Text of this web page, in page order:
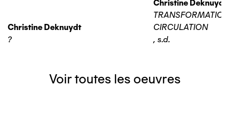
Christine Deknuydt
?
Christine Deknuydt
TRANSFORMATION
CIRCULATION
, s.d.
Voir toutes les oeuvres